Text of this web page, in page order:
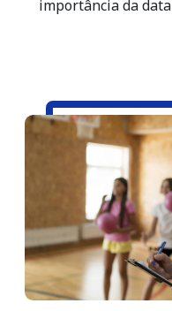
importância da data